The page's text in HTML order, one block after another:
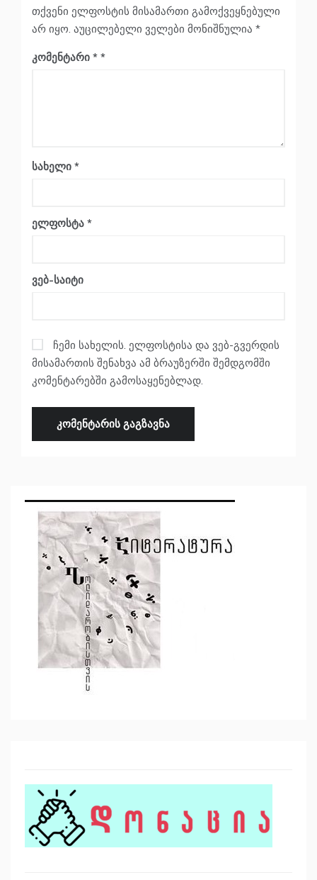
თქვენი ელფოსტის მისამართი გამოქვეყნებული
არ იყო. აუცილებელი ველები მონიშნულია *
კომენტარი *
სახელი *
ელფოსტა *
ვებ-საიტი
ჩემი სახელის. ელფოსტისა და ვებ-გვერდის
მისამართის შენახვა ამ ბრაუზერში შემდგომში
კომენტარებში გამოსაყენებლად.